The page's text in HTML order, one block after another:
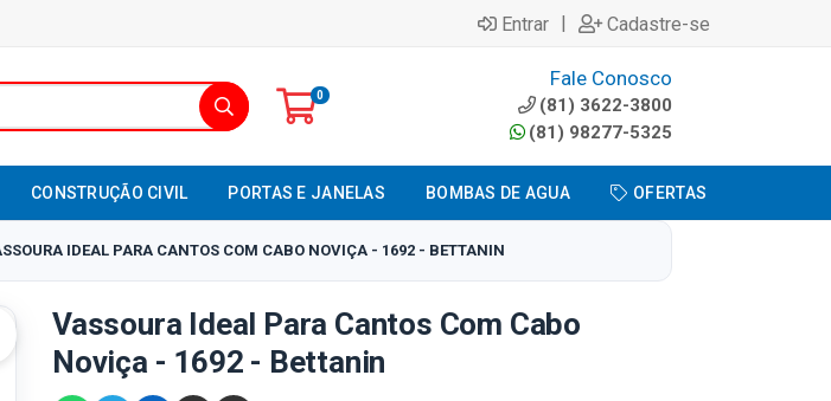
Entrar | Cadastre-se
0
Fale Conosco
(81) 3622-3800
(81) 98277-5325
CONSTRUÇÃO CIVIL PORTAS E JANELAS BOMBAS DE AGUA OFERTAS
IDEAL PARA CANTOS COM CABO NOVIÇA - 1692 - BETTANIN
Vassoura Ideal Para Cantos Com Cabo
Noviça - 1692 - Bettanin